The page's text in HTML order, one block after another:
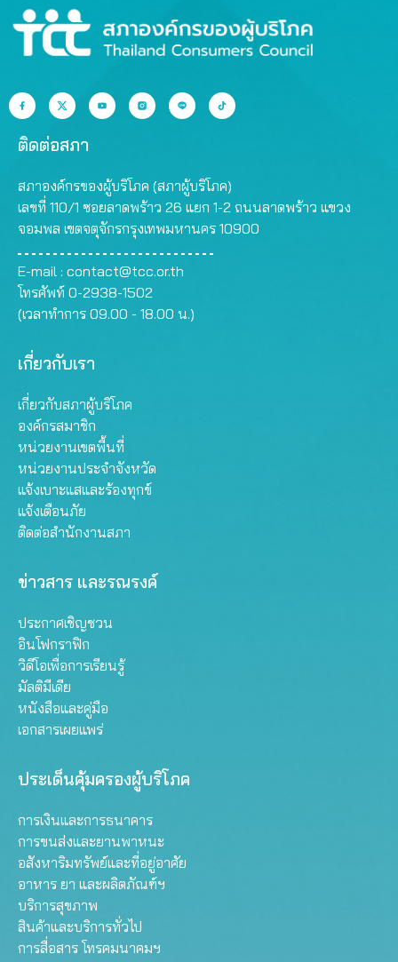
ติดต่อสภา
สภาองค์กรของผู้บริโภค (สภาผู้บริโภค)
เลขที่ 110/1 ซอยลาดพร้าว 26 แยก 1-2 ถนนลาดพร้าว แขวง
จอมพล เขตจตุจักรกรุงเทพมหานคร 10900
E-mail : contact@tcc.or.th
โทรศัพท์ 0-2938-1502
(เวลาทำการ 09.00 - 18.00 น.)
เกี่ยวกับเรา
เกี่ยวกับสภาผู้บริโภค
องค์กรสมาชิก
หน่วยงานเขตพื้นที่
หน่วยงานประจำจังหวัด
แจ้งเบาะแสและร้องทุกข์
แจ้งเตือนภัย
ติดต่อสำนักงานสภา
ข่าวสาร และรณรงค์
ประกาศเชิญชวน
อินโฟกราฟิก
วิดีโอเพื่อการเรียนรู้
มัลติมีเดีย
หนังสือและคู่มือ
เอกสารเผยแพร่
ประเด็นคุ้มครองผู้บริโภค
การเงินและการธนาคาร
การขนส่งและยานพาหนะ
อสังหาริมทรัพย์และที่อยู่อาศัย
อาหาร ยา และผลิตภัณฑ์ฯ
บริการสุขภาพ
สินค้าและบริการทั่วไป
การสื่อสาร โทรคมนาคมฯ